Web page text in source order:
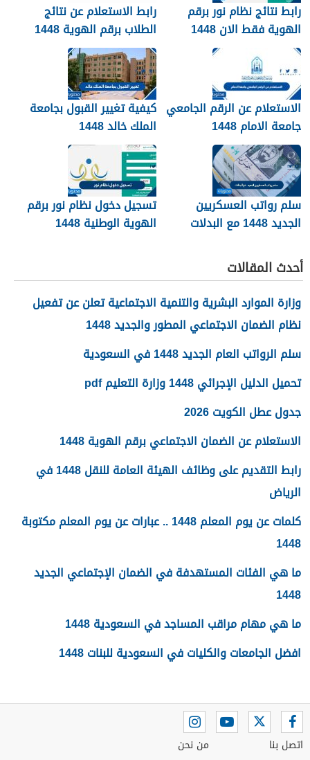
رابط نتائج نظام نور برقم
الهوية فقط الان 1448
رابط الاستعلام عن نتائج
الطلاب برقم الهوية 1448
عبر نظام نور
noor.moe.gov.sa
الاستعلام عن الرقم الجامعي
جامعة الامام 1448
كيفية تغيير القبول بجامعة
الملك خالد 1448
سلم رواتب العسكريين
الجديد 1448 مع البدلات
تسجيل دخول نظام نور برقم
الهوية الوطنية 1448
أحدث المقالات
وزارة الموارد البشرية والتنمية الاجتماعية تعلن عن تفعيل
نظام الضمان الاجتماعي المطور والجديد 1448
سلم الرواتب العام الجديد 1448 في السعودية
تحميل الدليل الإجرائي 1448 وزارة التعليم pdf
جدول عطل الكويت 2026
الاستعلام عن الضمان الاجتماعي برقم الهوية 1448
رابط التقديم على وظائف الهيئة العامة للنقل 1448 في
الرياض
كلمات عن يوم المعلم 1448 .. عبارات عن يوم المعلم مكتوبة
1448
ما هي الفئات المستهدفة في الضمان الإجتماعي الجديد
1448
ما هي مهام مراقب المساجد في السعودية 1448
افضل الجامعات والكليات في السعودية للبنات 1448
اتصل بنا
من نحن